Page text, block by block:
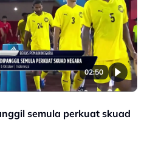
02:50
semula perkuat skuad